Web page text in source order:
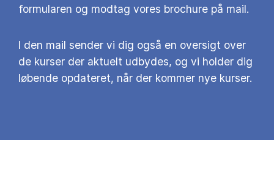
formularen og modtag vores brochure på mail.
I den mail sender vi dig også en oversigt over
de kurser der aktuelt udbydes, og vi holder dig
løbende opdateret, når der kommer nye kurser.